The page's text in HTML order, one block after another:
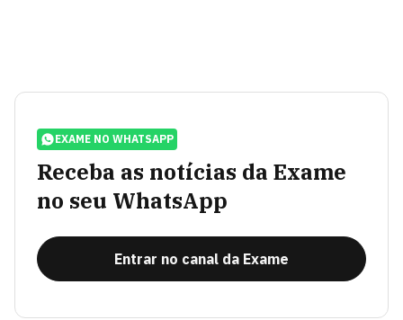
EXAME NO WHATSAPP
Receba as notícias da Exame
no seu WhatsApp
Entrar no canal da Exame